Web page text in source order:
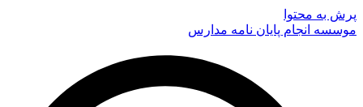
پرش به محتوا
موسسه انجام پایان نامه مدارس